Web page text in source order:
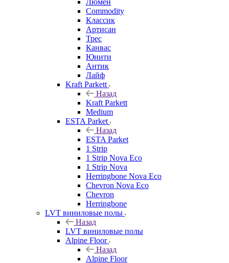
Люмен
Commodity
Классик
Артисан
Трес
Канвас
Юнити
Антик
Лайф
Kraft Parkett
Назад
Kraft Parkett
Medium
ESTA Parket
Назад
ESTA Parket
1 Strip
1 Strip Nova Eco
1 Strip Nova
Herringbone Nova Eco
Chevron Nova Eco
Chevron
Herringbone
LVT виниловые полы
Назад
LVT виниловые полы
Alpine Floor
Назад
Alpine Floor